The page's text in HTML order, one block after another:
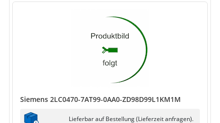
Siemens 2LC0470-7AT99-0AA0-ZD98D99L1KM1M
Lieferbar auf Bestellung (Lieferzeit anfragen).